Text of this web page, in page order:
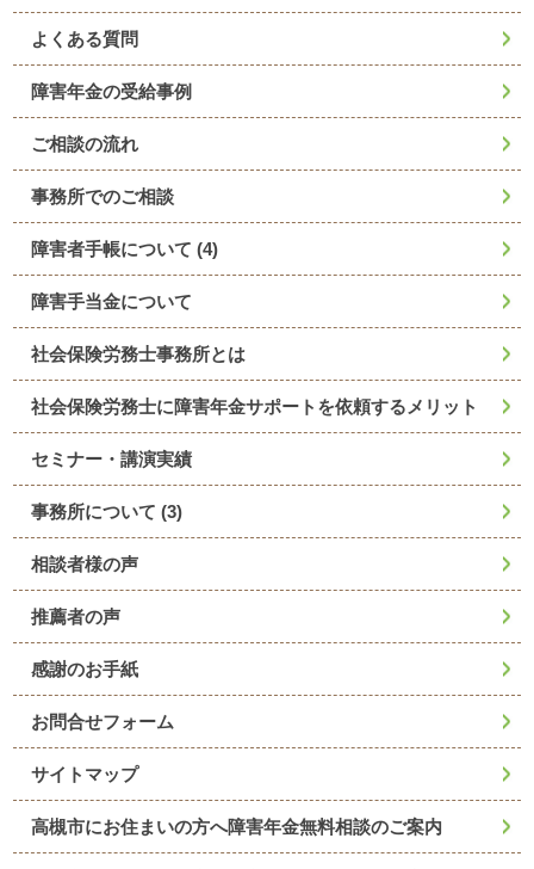
よくある質問
障害年金の受給事例
ご相談の流れ
事務所でのご相談
障害者手帳について (4)
障害手当金について
社会保険労務士事務所とは
社会保険労務士に障害年金サポートを依頼するメリット
セミナー・講演実績
事務所について (3)
相談者様の声
推薦者の声
感謝のお手紙
お問合せフォーム
サイトマップ
高槻市にお住まいの方へ障害年金無料相談のご案内